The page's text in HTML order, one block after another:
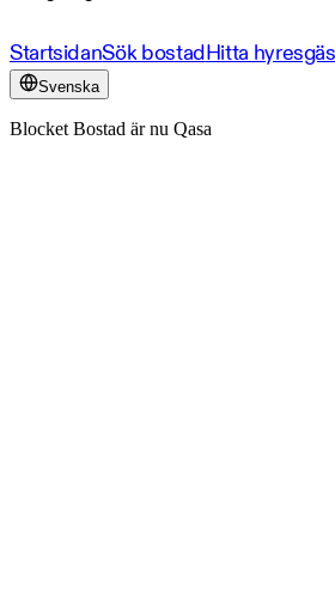
StartsidanSök bostadHitta
Svenska
Blocket Bostad är nu Qasa